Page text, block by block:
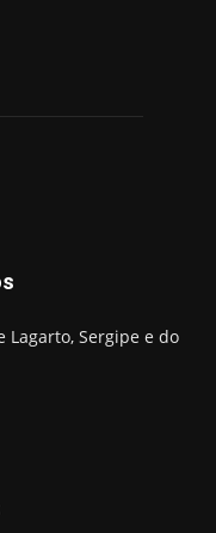
Lagarto, Sergipe e do